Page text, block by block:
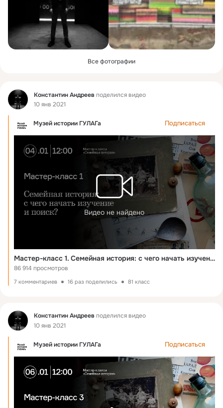
Все фотографии
Фид Константин Андреев поделился видео
10 янв 2021
Музей истории ГУЛАГа Подписаться
Видео не найдено
Мастер-класс 1. Семейная история: с чего начать изучение и поиск?
86 914 просмотров
7 комментариев 16 раз поделились 81 класс
Фид Константин Андреев поделился видео
10 янв 2021
Музей истории ГУЛАГа Подписаться